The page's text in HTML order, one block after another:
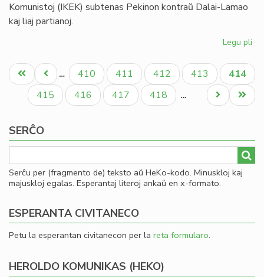
Komunistoj (IKEK) subtenas Pekinon kontraŭ Dalai-Lamao
kaj liaj partianoj.
Legu pli
Pagination
Unua
paĝo
Antaŭa
paĝo
… Paĝo
410 Paĝo
411 Paĝo
412 Paĝo
413
Aktuala
paĝo
414
Paĝo
415 Paĝo
416 Paĝo
417 Paĝo
418 …
Last
page
Next
page
SERĈO
Serĉu per (fragmento de) teksto aŭ HeKo-kodo. Minuskloj kaj
majuskloj egalas. Esperantaj literoj ankaŭ en x-formato.
ESPERANTA CIVITANECO
Petu la esperantan civitanecon per la reta formularo.
HEROLDO KOMUNIKAS (HEKO)